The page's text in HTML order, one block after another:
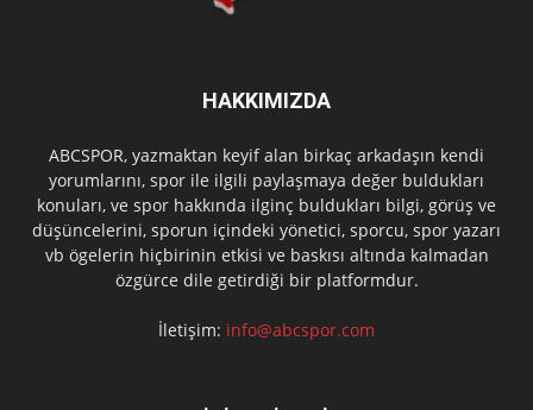
HAKKIMIZDA
ABCSPOR, yazmaktan keyif alan birkaç arkadaşın kendi
yorumlarını, spor ile ilgili paylaşmaya değer buldukları
konuları, ve spor hakkında ilginç buldukları bilgi, görüş ve
düşüncelerini, sporun içindeki yönetici, sporcu, spor yazarı
vb ögelerin hiçbirinin etkisi ve baskısı altında kalmadan
özgürce dile getirdiği bir platformdur.
İletişim: info@abcspor.com